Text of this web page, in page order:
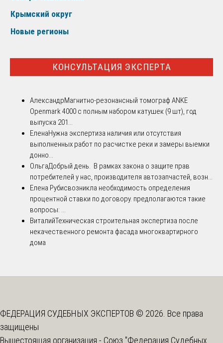
Крымский округ
Новые регионы
КОНСУЛЬТАЦИЯ ЭКСПЕРТА
АлександрМагнитно-резонансный томограф ANKE
Openmark 4000 с полным набором катушек (9 шт), год
выпуска 201...
ЕленаНужна экспертиза наличия или отсутствия
выполненных работ по расчистке реки и замеры выемки
донно...
ОльгаДобрый день. В рамках закона о защите прав
потребителей у нас, производителя автозапчастей, возн...
Елена Рубисвозникла необходимость определения
процентной ставки по договору. предполагаются такие
вопросы: ...
ВиталийТехническая строительная экспертиза после
некачественного ремонта фасада многоквартирного
дома
ФЕДЕРАЦИЯ СУДЕБНЫХ ЭКСПЕРТОВ © 2026. Все права
защищены
Вышестоящая организация - Союз "Федерация Судебных